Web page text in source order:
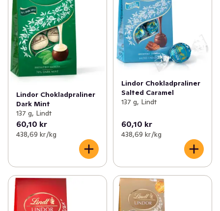
Lindor Chokladpraliner
Dark Mint
137 g, Lindt
60,10 kr
438,69 kr /kg
Lindor Chokladpraliner
Salted Caramel
137 g, Lindt
60,10 kr
438,69 kr /kg